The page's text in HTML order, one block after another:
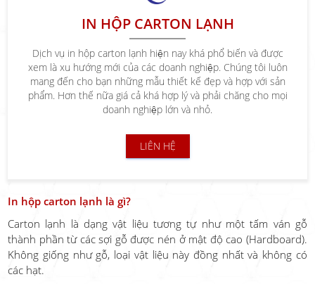
IN HỘP CARTON LẠNH
Dịch vụ in hộp carton lạnh hiện nay khá phổ biến và được
xem là xu hướng mới của các doanh nghiệp. Chúng tôi luôn
mang đến cho bạn những mẫu thiết kế đẹp và hợp với sản
phẩm. Hơn thế nữa giá cả khá hợp lý và phải chăng cho mọi
doanh nghiệp lớn và nhỏ.
LIÊN HỆ
In hộp carton lạnh là gì?
Carton lạnh là dạng vật liệu tương tự như một tấm ván gỗ
thành phần từ các sợi gỗ được nén ở mật độ cao (Hardboard).
Không giống như gỗ, loại vật liệu này đồng nhất và không có
các hạt.